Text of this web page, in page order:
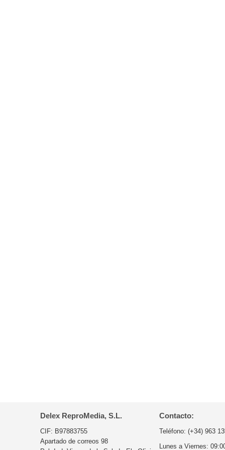
Delex ReproMedia, S.L.
CIF: B97883755
Apartado de correos 98
Contacto:
Teléfono: (+34) 963
Lunes a Viernes: